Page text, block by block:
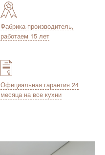
Фабрика-производитель,
работаем 15 лет
Официальная гарантия 24
месяца на все кухни